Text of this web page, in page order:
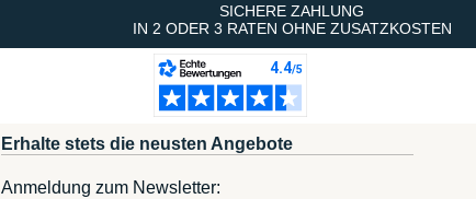
SICHERE ZAHLUNG
IN 2 ODER 3 RATEN OHNE ZUSATZKOSTEN
Erhalte stets die neusten Angebote
Anmeldung zum Newsletter: